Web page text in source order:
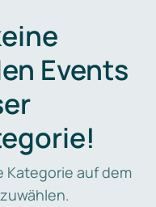
Events
Kategorie auf dem